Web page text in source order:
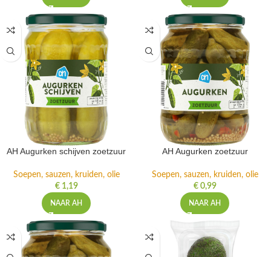
AH Augurken schijven zoetzuur
Soepen, sauzen, kruiden, olie
€1,19
NAAR AH
AH Augurken zoetzuur
Soepen, sauzen, kruiden, olie
€0,99
NAAR AH